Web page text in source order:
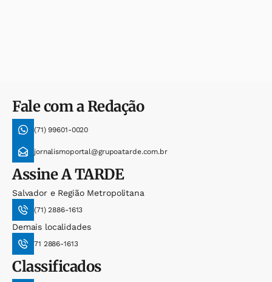
Fale com a Redação
(71) 99601-0020
jornalismoportal@grupoatarde.com.br
AssineA TARDE
Salvador e Região Metropolitana
(71) 2886-1613
Demais localidades
71 2886-1613
Classificados